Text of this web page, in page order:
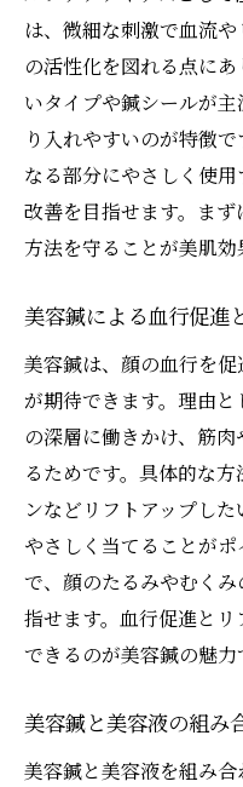
は、微細な刺激で血流
の活性化を図れる点に
いタイプや鍼シールが
り入れやすいのが特徴
なる部分にやさしく使
改善を目指せます。ま
方法を守ることが美肌効
美容鍼による血行促進
美容鍼は、顔の血行を
が期待できます。理由
の深層に働きかけ、筋
るためです。具体的な
ンなどリフトアップし
やさしく当てることが
で、顔のたるみやむく
指せます。血行促進と
できるのが美容鍼の魅力
美容鍼と美容液の組み
美容鍼と美容液を組み